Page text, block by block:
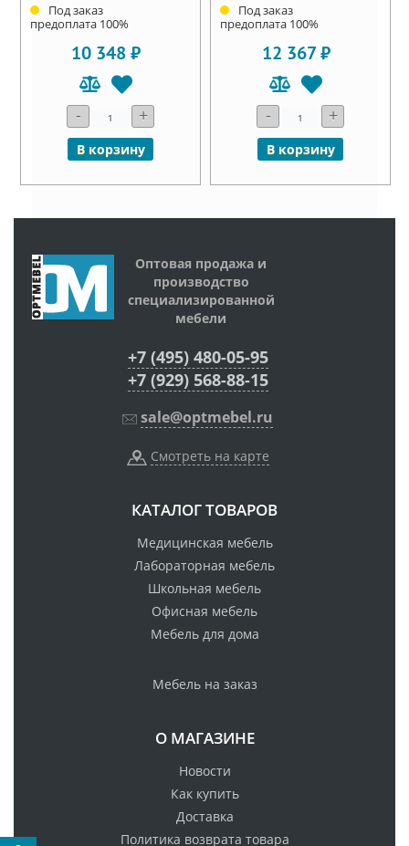
Под заказ
предоплата 100%
10 348 ₽
- +
В корзину
Под заказ
предоплата 100%
12 367 ₽
- +
В корзину
Оптовая продажа и
производство
специализированной
мебели
+7 (495) 480-05-95
+7 (929) 568-88-15
sale@optmebel.ru
Смотреть на карте
КАТАЛОГ ТОВАРОВ
Медицинская мебель
Лабораторная мебель
Школьная мебель
Офисная мебель
Мебель для дома
Мебель на заказ
О МАГАЗИНЕ
Новости
Как купить
Доставка
Политика возврата товара